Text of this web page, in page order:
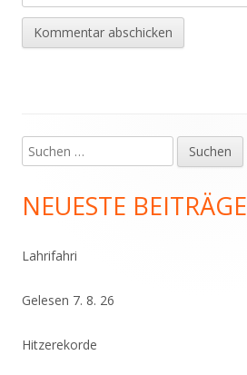
Haupt-
Seitenleiste
Suchen
nach:
NEUESTE BEITRÄGE
Lahrifahri
Gelesen 7. 8. 26
Hitzerekorde